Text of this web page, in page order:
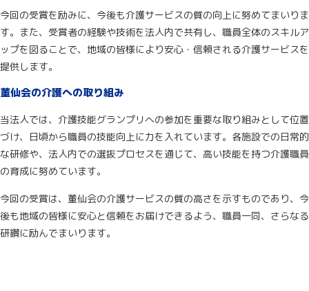
今回の受賞を励みに、今後も介護サービスの質の向上に努めてまいりま
す。また、受賞者の経験や技術を法人内で共有し、職員全体のスキルア
ップを図ることで、地域の皆様により安心・信頼される介護サービスを
提供します。
董仙会の介護への取り組み
当法人では、介護技能グランプリへの参加を重要な取り組みとして位置
づけ、日頃から職員の技能向上に力を入れています。各施設での日常的
な研修や、法人内での選抜プロセスを通じて、高い技能を持つ介護職員
の育成に努めています。
今回の受賞は、董仙会の介護サービスの質の高さを示すものであり、今
後も地域の皆様に安心と信頼をお届けできるよう、職員一同、さらなる
研鑽に励んでまいります。